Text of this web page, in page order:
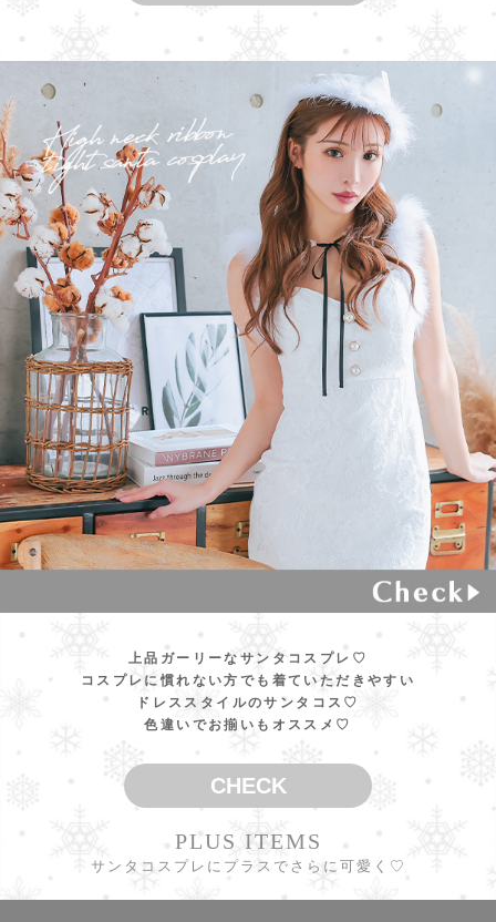
上品ガーリーなサンタコスプレ♡
コスプレに慣れない方でも着ていただきやすい
ドレススタイルのサンタコス♡
色違いでお揃いもオススメ♡
CHECK
PLUS ITEMS
サンタコスプレにプラスでさらに可愛く♡